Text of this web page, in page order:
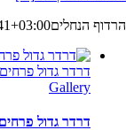
הרדוף הנחלים
דרדר גדול פרחים
Gallery
דרדר גדול פרחים